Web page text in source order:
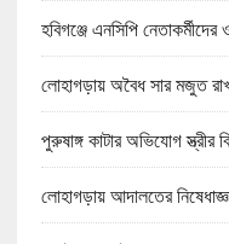
হবিগঞ্জে এনসিপি নেতাকর্মীদের
লোহাগড়ায় অবৈধ সার মজুত
পুরুষাঙ্গ কাটার অভিযোগ স্ত্রীর
লোহাগড়ায় আদালতের